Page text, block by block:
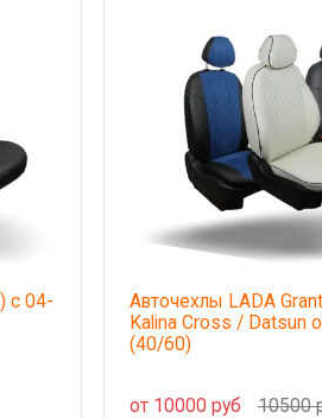
с 04-
Авточехлы LADA
Kalina Cross / Datsun
(40/60)
от 10000 руб 10500